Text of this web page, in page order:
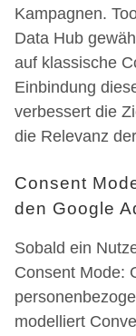
Kampagnen.
Data Hub
auf klassische
Einbindung
verbessert die
die Relevanz
Consent
den Google
Sobald ein
Consent Mode:
modelliert